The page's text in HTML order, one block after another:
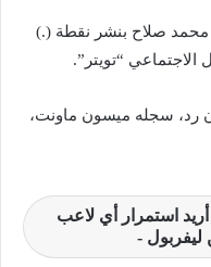
محمد صلاح بنشر نقطة (.)
“تويتر”.
رد، سجله ميسون ماونت،
استمرار أي لاعب
-